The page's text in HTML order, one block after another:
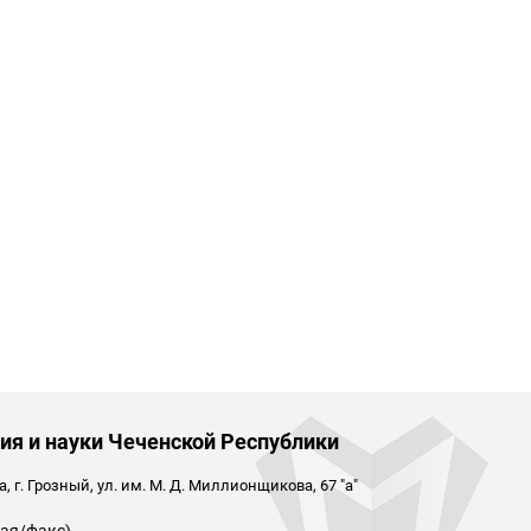
и науки Чеченской Республики
г. Грозный, ул. им. М. Д. Миллионщикова, 67 "а"